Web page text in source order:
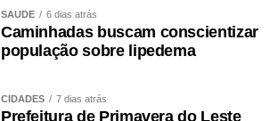
SAÚDE 6 dias atrás
Caminhadas buscam conscientizar
população sobre lipedema
CIDADES 7 dias atrás
Prefeitura de Primavera do Leste